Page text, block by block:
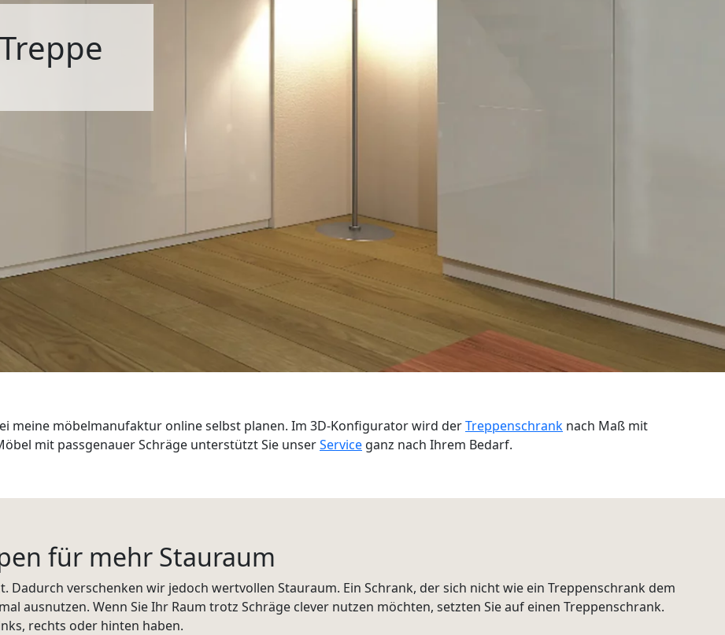
meine möbelmanufaktur online selbst planen. Im 3D-Konfigurator wird derTreppenschrank nach Maß mit
mit passgenauer Schräge unterstützt Sie unserService ganz nach Ihrem Bedarf.
für mehr Stauraum
verschenken wir jedoch wertvollen Stauraum. Ein Schrank, der sich nicht wie ein Treppenschrank dem
ausnutzen. Wenn Sie Ihr Raum trotz Schräge clever nutzen möchten, setzten Sie auf einen Treppenschrank.
rechts oder hinten haben.